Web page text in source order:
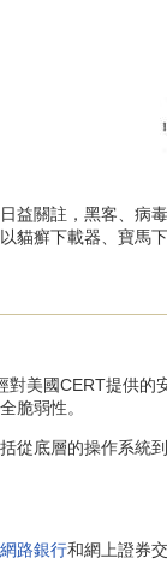
關註，黑客、病毒
貓癬下載器、寶馬
美國CERT提供的
脆弱性。
從底層的操作系統
網路銀行和網上證券